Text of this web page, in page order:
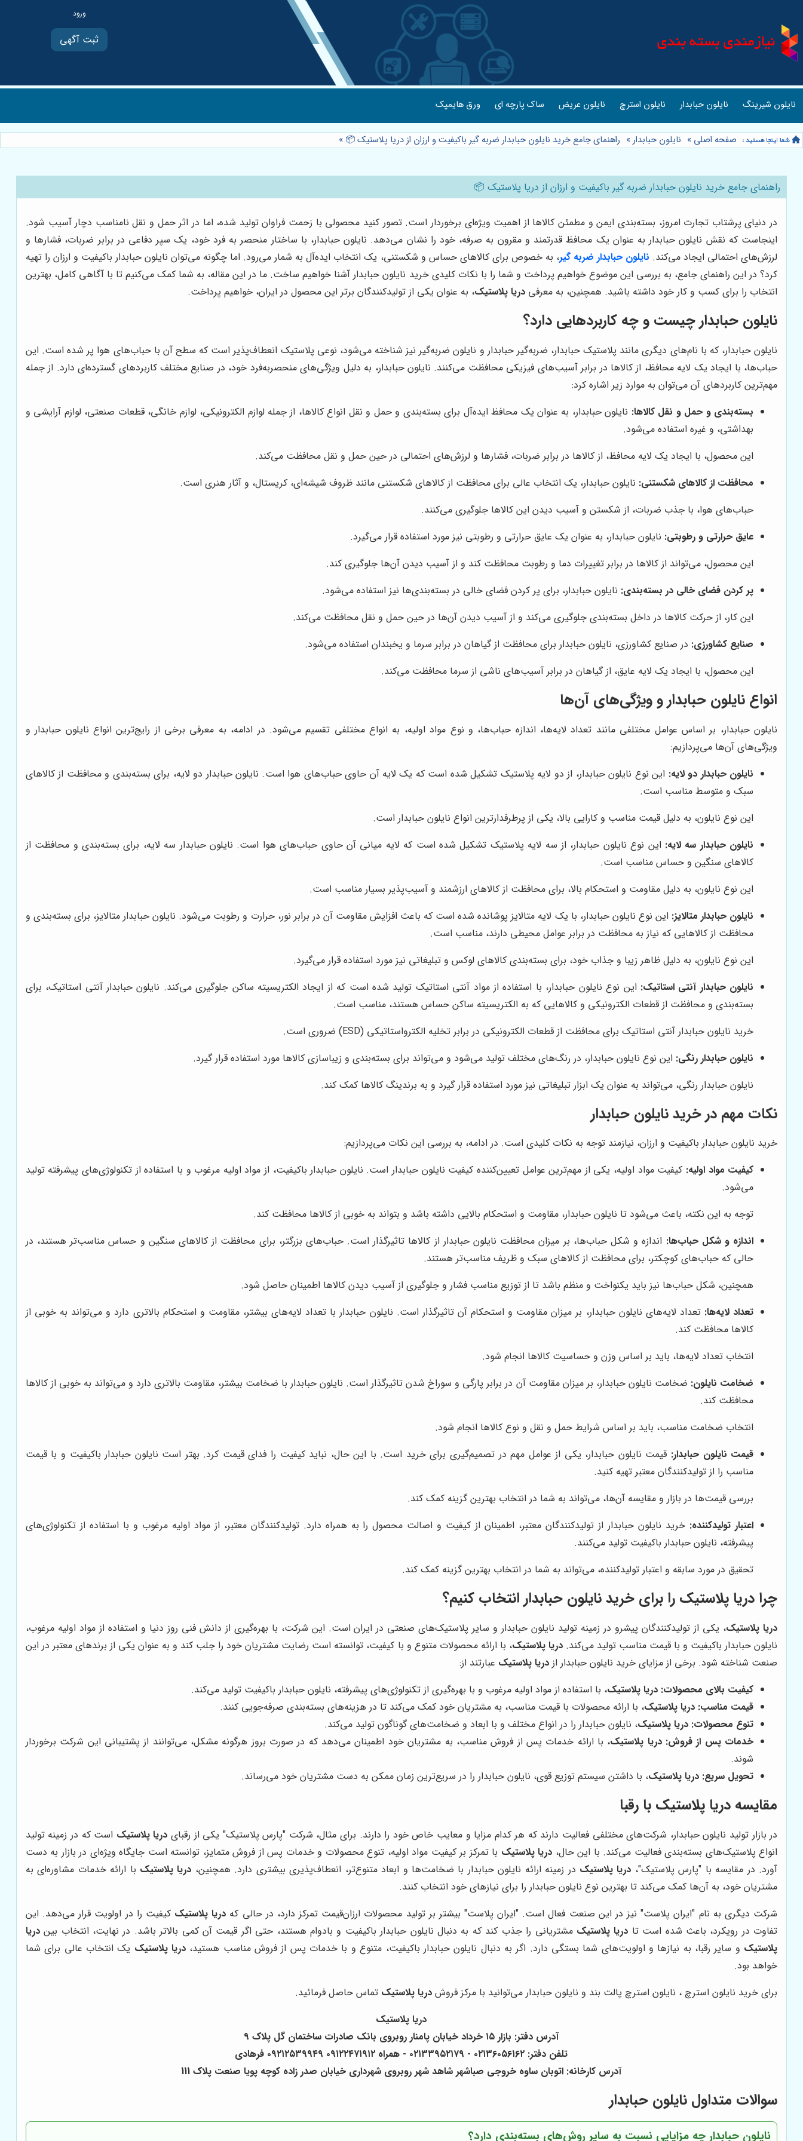
ثبت آگهی
نایلون شیرینگ نایلون حبابدار نایلون استرچ نایلون عریض ساک پارچه ای ورق هایمپک
صفحه اصلی » نایلون حبابدار» راهنمای جامع خرید نایلون حبابدار ضربه گیر باکیفیت و ارزان از دریا پلاستیک 📦 »
راهنمای جامع خرید نایلون حبابدار ضربه گیر باکیفیت و ارزان از دریا پلاستیک 📦
در دنیای پرشتاب تجارت امروز، بسته‌بندی ایمن و مطمئن کالاها از اهمیت ویژه‌ای برخوردار است. تصور کنید محصولی با زحمت فراوان تولید شده، اما در اثر حمل و نقل نامناسب دچار آسیب شود.
اینجاست که نقش نایلون حبابدار به عنوان یک محافظ قدرتمند و مقرون به صرفه، خود را نشان می‌دهد. نایلون حبابدار، با ساختار منحصر به فرد خود، یک سپر دفاعی در برابر ضربات، فشارها و
لرزش‌های احتمالی ایجاد می‌کند. نایلون حبابدار ضربه گیر، به خصوص برای کالاهای حساس و شکستنی، یک انتخاب ایده‌آل به شمار می‌رود. اما چگونه می‌توان نایلون حبابدار باکیفیت و ارزان را تهیه
کرد؟ در این راهنمای جامع، به بررسی این موضوع خواهیم پرداخت و شما را با نکات کلیدی خرید نایلون حبابدار آشنا خواهیم ساخت. ما در این مقاله، به شما کمک می‌کنیم تا با آگاهی کامل، بهترین
انتخاب را برای کسب و کار خود داشته باشید. همچنین، به معرفی دریا پلاستیک، به عنوان یکی از تولیدکنندگان برتر این محصول در ایران، خواهیم پرداخت.
نایلون حبابدار چیست و چه کاربردهایی دارد؟
نایلون حبابدار، که با نام‌های دیگری مانند پلاستیک حبابدار، ضربه‌گیر حبابدار و نایلون ضربه‌گیر نیز شناخته می‌شود، نوعی پلاستیک انعطاف‌پذیر است که سطح آن با حباب‌های هوا پر شده است. این
حباب‌ها، با ایجاد یک لایه محافظ، از کالاها در برابر آسیب‌های فیزیکی محافظت می‌کنند. نایلون حبابدار، به دلیل ویژگی‌های منحصربه‌فرد خود، در صنایع مختلف کاربردهای گسترده‌ای دارد. از جمله
مهم‌ترین کاربردهای آن می‌توان به موارد زیر اشاره کرد:
بسته‌بندی و حمل و نقل کالاها: نایلون حبابدار، به عنوان یک محافظ ایده‌آل برای بسته‌بندی و حمل و نقل انواع کالاها، از جمله لوازم الکترونیکی، لوازم خانگی، قطعات صنعتی، لوازم آرایشی و
بهداشتی، و غیره استفاده می‌شود.
این محصول، با ایجاد یک لایه محافظ، از کالاها در برابر ضربات، فشارها و لرزش‌های احتمالی در حین حمل و نقل محافظت می‌کند.
محافظت از کالاهای شکستنی: نایلون حبابدار، یک انتخاب عالی برای محافظت از کالاهای شکستنی مانند ظروف شیشه‌ای، کریستال، و آثار هنری است.
حباب‌های هوا، با جذب ضربات، از شکستن و آسیب دیدن این کالاها جلوگیری می‌کنند.
عایق حرارتی و رطوبتی: نایلون حبابدار، به عنوان یک عایق حرارتی و رطوبتی نیز مورد استفاده قرار می‌گیرد.
این محصول، می‌تواند از کالاها در برابر تغییرات دما و رطوبت محافظت کند و از آسیب دیدن آن‌ها جلوگیری کند.
پر کردن فضای خالی در بسته‌بندی: نایلون حبابدار، برای پر کردن فضای خالی در بسته‌بندی‌ها نیز استفاده می‌شود.
این کار، از حرکت کالاها در داخل بسته‌بندی جلوگیری می‌کند و از آسیب دیدن آن‌ها در حین حمل و نقل محافظت می‌کند.
صنایع کشاورزی: در صنایع کشاورزی، نایلون حبابدار برای محافظت از گیاهان در برابر سرما و یخبندان استفاده می‌شود.
این محصول، با ایجاد یک لایه عایق، از گیاهان در برابر آسیب‌های ناشی از سرما محافظت می‌کند.
انواع نایلون حبابدار و ویژگی‌های آن‌ها
نایلون حبابدار، بر اساس عوامل مختلفی مانند تعداد لایه‌ها، اندازه حباب‌ها، و نوع مواد اولیه، به انواع مختلفی تقسیم می‌شود. در ادامه، به معرفی برخی از رایج‌ترین انواع نایلون حبابدار و
ویژگی‌های آن‌ها می‌پردازیم:
نایلون حبابدار دو لایه: این نوع نایلون حبابدار، از دو لایه پلاستیک تشکیل شده است که یک لایه آن حاوی حباب‌های هوا است. نایلون حبابدار دو لایه، برای بسته‌بندی و محافظت از کالاهای
سبک و متوسط مناسب است.
این نوع نایلون، به دلیل قیمت مناسب و کارایی بالا، یکی از پرطرفدارترین انواع نایلون حبابدار است.
نایلون حبابدار سه لایه: این نوع نایلون حبابدار، از سه لایه پلاستیک تشکیل شده است که لایه میانی آن حاوی حباب‌های هوا است. نایلون حبابدار سه لایه، برای بسته‌بندی و محافظت از
کالاهای سنگین و حساس مناسب است.
این نوع نایلون، به دلیل مقاومت و استحکام بالا، برای محافظت از کالاهای ارزشمند و آسیب‌پذیر بسیار مناسب است.
نایلون حبابدار متالایز: این نوع نایلون حبابدار، با یک لایه متالایز پوشانده شده است که باعث افزایش مقاومت آن در برابر نور، حرارت و رطوبت می‌شود. نایلون حبابدار متالایز، برای بسته‌بندی و
محافظت از کالاهایی که نیاز به محافظت در برابر عوامل محیطی دارند، مناسب است.
این نوع نایلون، به دلیل ظاهر زیبا و جذاب خود، برای بسته‌بندی کالاهای لوکس و تبلیغاتی نیز مورد استفاده قرار می‌گیرد.
نایلون حبابدار آنتی استاتیک: این نوع نایلون حبابدار، با استفاده از مواد آنتی استاتیک تولید شده است که از ایجاد الکتریسیته ساکن جلوگیری می‌کند. نایلون حبابدار آنتی استاتیک، برای
بسته‌بندی و محافظت از قطعات الکترونیکی و کالاهایی که به الکتریسیته ساکن حساس هستند، مناسب است.
خرید نایلون حبابدار آنتی استاتیکبرای محافظت از قطعات الکترونیکی در برابر تخلیه الکترواستاتیکی (ESD) ضروری است.
نایلون حبابدار رنگی: این نوع نایلون حبابدار، در رنگ‌های مختلف تولید می‌شود و می‌تواند برای بسته‌بندی و زیباسازی کالاها مورد استفاده قرار گیرد.
نایلون حبابدار رنگی، می‌تواند به عنوان یک ابزار تبلیغاتی نیز مورد استفاده قرار گیرد و به برندینگ کالاها کمک کند.
نکات مهم در خرید نایلون حبابدار
خرید نایلون حبابدار باکیفیت و ارزان، نیازمند توجه به نکات کلیدی است. در ادامه، به بررسی این نکات می‌پردازیم:
کیفیت مواد اولیه: کیفیت مواد اولیه، یکی از مهم‌ترین عوامل تعیین‌کننده کیفیت نایلون حبابدار است. نایلون حبابدار باکیفیت، از مواد اولیه مرغوب و با استفاده از تکنولوژی‌های پیشرفته تولید
می‌شود.
توجه به این نکته، باعث می‌شود تا نایلون حبابدار، مقاومت و استحکام بالایی داشته باشد و بتواند به خوبی از کالاها محافظت کند.
اندازه و شکل حباب‌ها: اندازه و شکل حباب‌ها، بر میزان محافظت نایلون حبابدار از کالاها تاثیرگذار است. حباب‌های بزرگتر، برای محافظت از کالاهای سنگین و حساس مناسب‌تر هستند، در
حالی که حباب‌های کوچکتر، برای محافظت از کالاهای سبک و ظریف مناسب‌تر هستند.
همچنین، شکل حباب‌ها نیز باید یکنواخت و منظم باشد تا از توزیع مناسب فشار و جلوگیری از آسیب دیدن کالاها اطمینان حاصل شود.
تعداد لایه‌ها: تعداد لایه‌های نایلون حبابدار، بر میزان مقاومت و استحکام آن تاثیرگذار است. نایلون حبابدار با تعداد لایه‌های بیشتر، مقاومت و استحکام بالاتری دارد و می‌تواند به خوبی از
کالاها محافظت کند.
انتخاب تعداد لایه‌ها، باید بر اساس وزن و حساسیت کالاها انجام شود.
ضخامت نایلون: ضخامت نایلون حبابدار، بر میزان مقاومت آن در برابر پارگی و سوراخ شدن تاثیرگذار است. نایلون حبابدار با ضخامت بیشتر، مقاومت بالاتری دارد و می‌تواند به خوبی از کالاها
محافظت کند.
انتخاب ضخامت مناسب، باید بر اساس شرایط حمل و نقل و نوع کالاها انجام شود.
قیمت نایلون حبابدار: قیمت نایلون حبابدار، یکی از عوامل مهم در تصمیم‌گیری برای خرید است. با این حال، نباید کیفیت را فدای قیمت کرد. بهتر است نایلون حبابدار باکیفیت و با قیمت
مناسب را از تولیدکنندگان معتبر تهیه کنید.
بررسی قیمت‌ها در بازار و مقایسه آن‌ها، می‌تواند به شما در انتخاب بهترین گزینه کمک کند.
اعتبار تولیدکننده: خرید نایلون حبابدار از تولیدکنندگان معتبر، اطمینان از کیفیت و اصالت محصول را به همراه دارد. تولیدکنندگان معتبر، از مواد اولیه مرغوب و با استفاده از تکنولوژی‌های
پیشرفته، نایلون حبابدار باکیفیت تولید می‌کنند.
تحقیق در مورد سابقه و اعتبار تولیدکننده، می‌تواند به شما در انتخاب بهترین گزینه کمک کند.
چرا دریا پلاستیک را برای خرید نایلون حبابدار انتخاب کنیم؟
دریا پلاستیک، یکی از تولیدکنندگان پیشرو در زمینه تولید نایلون حبابدار و سایر پلاستیک‌های صنعتی در ایران است. این شرکت، با بهره‌گیری از دانش فنی روز دنیا و استفاده از مواد اولیه مرغوب،
نایلون حبابدار باکیفیت و با قیمت مناسب تولید می‌کند.دریا پلاستیک، با ارائه محصولات متنوع و با کیفیت، توانسته است رضایت مشتریان خود را جلب کند و به عنوان یکی از برندهای معتبر در این
صنعت شناخته شود. برخی از مزایای خرید نایلون حبابدار از دریا پلاستیک عبارتند از:
کیفیت بالای محصولات: دریا پلاستیک، با استفاده از مواد اولیه مرغوب و با بهره‌گیری از تکنولوژی‌های پیشرفته، نایلون حبابدار باکیفیت تولید می‌کند.
قیمت مناسب: دریا پلاستیک، با ارائه محصولات با قیمت مناسب، به مشتریان خود کمک می‌کند تا در هزینه‌های بسته‌بندی صرفه‌جویی کنند.
تنوع محصولات: دریا پلاستیک، نایلون حبابدار را در انواع مختلف و با ابعاد و ضخامت‌های گوناگون تولید می‌کند.
خدمات پس از فروش: دریا پلاستیک، با ارائه خدمات پس از فروش مناسب، به مشتریان خود اطمینان می‌دهد که در صورت بروز هرگونه مشکل، می‌توانند از پشتیبانی این شرکت برخوردار
شوند.
تحویل سریع: دریا پلاستیک، با داشتن سیستم توزیع قوی، نایلون حبابدار را در سریع‌ترین زمان ممکن به دست مشتریان خود می‌رساند.
مقایسه دریا پلاستیک با رقبا
در بازار تولید نایلون حبابدار، شرکت‌های مختلفی فعالیت دارند که هر کدام مزایا و معایب خاص خود را دارند. برای مثال، شرکت "پارس پلاستیک" یکی از رقبای دریا پلاستیک است که در زمینه تولید
انواع پلاستیک‌های بسته‌بندی فعالیت می‌کند. با این حال، دریا پلاستیک با تمرکز بر کیفیت مواد اولیه، تنوع محصولات و خدمات پس از فروش متمایز، توانسته است جایگاه ویژه‌ای در بازار به دست
آورد. در مقایسه با "پارس پلاستیک"، دریا پلاستیک در زمینه ارائه نایلون حبابدار با ضخامت‌ها و ابعاد متنوع‌تر، انعطاف‌پذیری بیشتری دارد. همچنین، دریا پلاستیک با ارائه خدمات مشاوره‌ای به
مشتریان خود، به آن‌ها کمک می‌کند تا بهترین نوع نایلون حبابدار را برای نیازهای خود انتخاب کنند.
شرکت دیگری به نام "ایران پلاست" نیز در این صنعت فعال است. "ایران پلاست" بیشتر بر تولید محصولات ارزان‌قیمت تمرکز دارد، در حالی که دریا پلاستیک کیفیت را در اولویت قرار می‌دهد. این
تفاوت در رویکرد، باعث شده است تا دریا پلاستیک مشتریانی را جذب کند که به دنبال نایلون حبابدار باکیفیت و بادوام هستند، حتی اگر قیمت آن کمی بالاتر باشد. در نهایت، انتخاب بیندریا
پلاستیک و سایر رقبا، به نیازها و اولویت‌های شما بستگی دارد. اگر به دنبال نایلون حبابدار باکیفیت، متنوع و با خدمات پس از فروش مناسب هستید، دریا پلاستیک یک انتخاب عالی برای شما
خواهد بود.
برای خرید نایلون استرچ ، نایلون استرچ پالت بند و نایلون حبابدار می‌توانید با مرکز فروش دریا پلاستیک تماس حاصل فرمائید.
دریا پلاستیک
آدرس دفتر: بازار ۱۵ خرداد خیابان پامنار روبروی بانک صادرات ساختمان گل پلاک ۹
تلفن دفتر: ۰۲۱۳۶۰۵۶۱۶۲ - ۰۲۱۳۳۹۵۲۱۷۹ - همراه ۰۹۱۲۲۴۷۱۹۱۲ ۰۹۲۱۲۵۳۹۹۴۹ فرهادی
آدرس کارخانه: اتوبان ساوه خروجی صباشهر شاهد شهر روبروی شهرداری خیابان صدر زاده کوچه پویا صنعت پلاک 111
سوالات متداول نایلون حبابدار
نایلون حبابدار چه مزایایی نسبت به سایر روش‌های بسته‌بندی دارد؟